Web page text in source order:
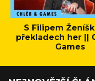
S Filipem
překladech her ||
Games